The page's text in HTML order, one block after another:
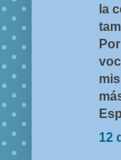
la
12